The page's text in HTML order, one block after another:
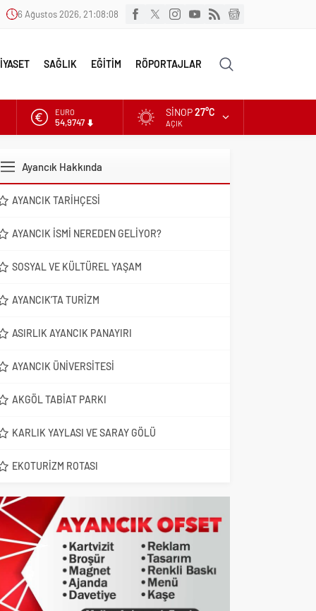
6 Ağustos 2026, 21:08:09
SAĞLIK EĞİTİM RÖPORTAJLAR
ALTIN
6.499,25
EURO
54,9747
SINOP27°C
AÇIK
Ayancık Hakkında
AYANCIK TARIHÇESI
AYANCIK İSMI NEREDEN GELIYOR?
SOSYAL VE KÜLTÜREL YAŞAM
AYANCIK’TA TURIZM
ASIRLIK AYANCIK PANAYIRI
AYANCIK ÜNIVERSITESI
AKGÖL TABIAT PARKI
KARLIK YAYLASI VE SARAY GÖLÜ
EKOTURIZM ROTASI